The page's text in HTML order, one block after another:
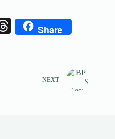
T
Share
NEXT